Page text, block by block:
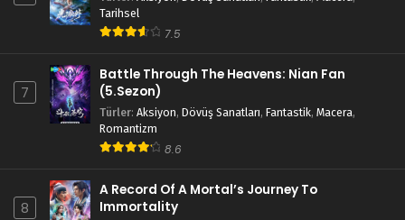
Tarihsel
7.5
7
Battle Through The Heavens: Nian Fan
(5.Sezon)
Türler: Aksiyon, Dövüş Sanatları, Fantastik, Macera,
Romantizm
8.6
8
A Record Of A Mortal’s Journey To
Immortality